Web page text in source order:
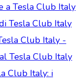
a Tesla Club Italy
Tesla Club Italy
Club Italy -
Tesla Club Italy
Club Italy: i